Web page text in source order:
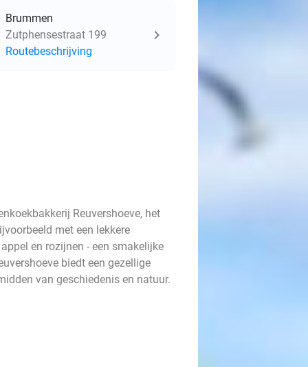
Brummen
Zutphensestraat 199
Routebeschrijving
Reuvershoeve, het
met een lekkere
en rozijnen - een smakelijke
biedt een gezellige
van geschiedenis en natuur.